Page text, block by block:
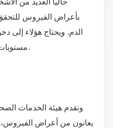
بأعراض الفيروس
الدم. ويحتاج هؤلاء
مستويات القراءة أقل من درجة معينة.
وتقدم هيئة الخدمات